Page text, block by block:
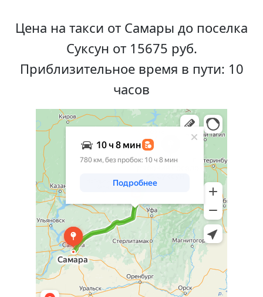
Цена на такси от Самары до поселка
Суксун от 15675 руб.
Приблизительное время в пути: 10
часов
Яндекс Карты
Яндекс Карты
Яндекс Карты